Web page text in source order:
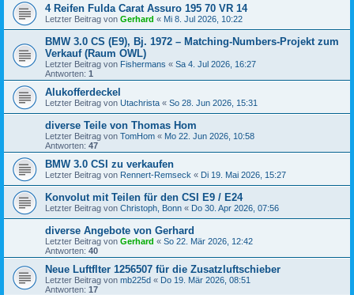
4 Reifen Fulda Carat Assuro 195 70 VR 14
Letzter Beitrag von Gerhard « Mi 8. Jul 2026, 10:22
BMW 3.0 CS (E9), Bj. 1972 – Matching-Numbers-Projekt zum
Verkauf (Raum OWL)
Letzter Beitrag von Fishermans « Sa 4. Jul 2026, 16:27
Antworten: 1
Alukofferdeckel
Letzter Beitrag von Utachrista « So 28. Jun 2026, 15:31
diverse Teile von Thomas Hom
Letzter Beitrag von TomHom « Mo 22. Jun 2026, 10:58
Antworten: 47
BMW 3.0 CSI zu verkaufen
Letzter Beitrag von Rennert-Remseck « Di 19. Mai 2026, 15:27
Konvolut mit Teilen für den CSI E9 / E24
Letzter Beitrag von Christoph, Bonn « Do 30. Apr 2026, 07:56
diverse Angebote von Gerhard
Letzter Beitrag von Gerhard « So 22. Mär 2026, 12:42
Antworten: 40
Neue Luftflter 1256507 für die Zusatzluftschieber
Letzter Beitrag von mb225d « Do 19. Mär 2026, 08:51
Antworten: 17